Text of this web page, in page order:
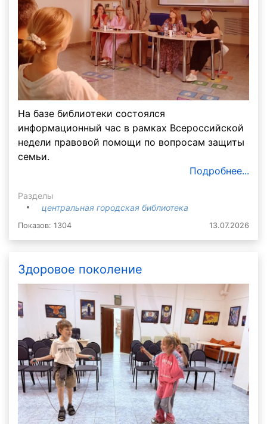
На базе библиотеки состоялся
информационный час в рамках Всероссийской
недели правовой помощи по вопросам защиты
семьи.
Подробнее...
Разделы
центральная городская библиотека
Показов: 1304 13.07.2026
Здоровое поколение